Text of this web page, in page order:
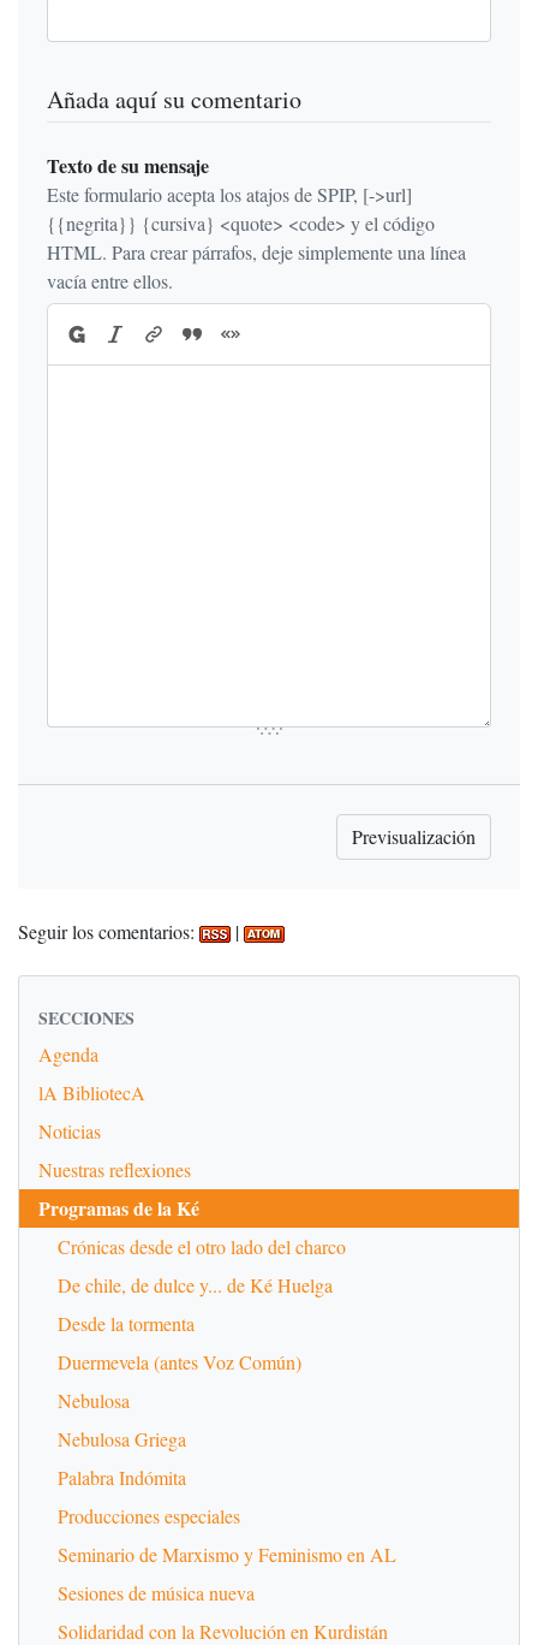
Añada aquí su comentario
Texto de su mensaje
Este formulario acepta los atajos de SPIP, [->url]
{{negrita}} {cursiva} <quote> <code> y el código
HTML. Para crear párrafos, deje simplemente una línea
vacía entre ellos.
Seguir los comentarios: |
SECCIONES
Agenda
lA BibliotecA
Noticias
Nuestras reflexiones
Programas de la Ké
Crónicas desde el otro lado del charco
De chile, de dulce y... de Ké Huelga
Desde la tormenta
Duermevela (antes Voz Común)
Nebulosa
Nebulosa Griega
Palabra Indómita
Producciones especiales
Seminario de Marxismo y Feminismo en AL
Sesiones de música nueva
Solidaridad con la Revolución en Kurdistán